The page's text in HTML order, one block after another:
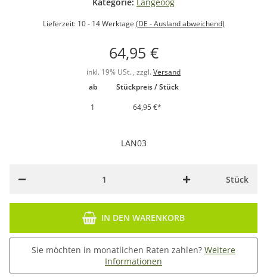
Lieferzeit: 10 - 14 Werktage (DE - Ausland abweichend)
64,95 €
inkl. 19% USt. , zzgl. Versand
ab
Stückpreis / Stück
1
64,95 €*
LAN03
Stück
IN DEN WARENKORB
Sie möchten in monatlichen Raten zahlen? Weitere
Informationen